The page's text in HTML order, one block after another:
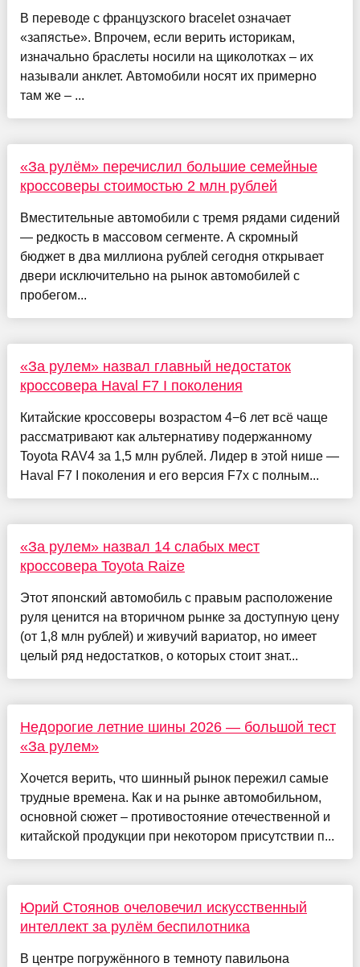
В переводе с французского bracelet означает
«запястье». Впрочем, если верить историкам,
изначально браслеты носили на щиколотках – их
называли анклет. Автомобили носят их примерно
там же – ...
«За рулём» перечислил большие семейные
кроссоверы стоимостью 2 млн рублей
Вместительные автомобили с тремя рядами сидений
— редкость в массовом сегменте. А скромный
бюджет в два миллиона рублей сегодня открывает
двери исключительно на рынок автомобилей с
пробегом...
«За рулем» назвал главный недостаток
кроссовера Haval F7 I поколения
Китайские кроссоверы возрастом 4−6 лет всё чаще
рассматривают как альтернативу подержанному
Toyota RAV4 за 1,5 млн рублей. Лидер в этой нише —
Haval F7 I поколения и его версия F7x с полным...
«За рулем» назвал 14 слабых мест
кроссовера Toyota Raize
Этот японский автомобиль с правым расположение
руля ценится на вторичном рынке за доступную цену
(от 1,8 млн рублей) и живучий вариатор, но имеет
целый ряд недостатков, о которых стоит знат...
Недорогие летние шины 2026 — большой тест
«За рулем»
Хочется верить, что шинный рынок пережил самые
трудные времена. Как и на рынке автомобильном,
основной сюжет – противостояние отечественной и
китайской продукции при некотором присутствии п...
Юрий Стоянов очеловечил искусственный
интеллект за рулём беспилотника
В центре погружённого в темноту павильона